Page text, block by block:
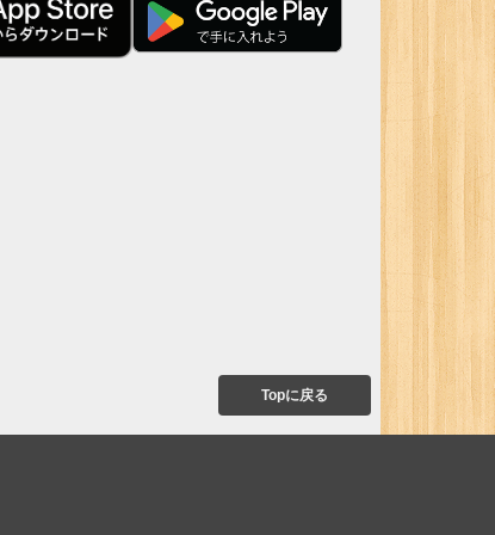
Topに戻る